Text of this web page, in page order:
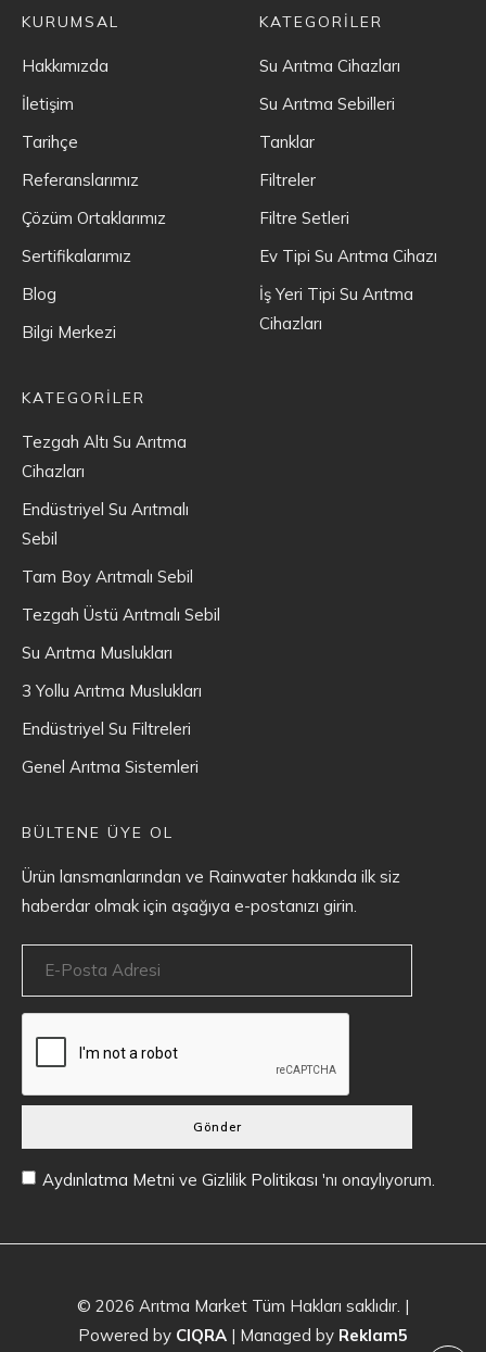
KURUMSAL
Hakkımızda
İletişim
Tarihçe
Referanslarımız
Çözüm Ortaklarımız
Sertifikalarımız
Blog
Bilgi Merkezi
KATEGORİLER
Su Arıtma Cihazları
Su Arıtma Sebilleri
Tanklar
Filtreler
Filtre Setleri
Ev Tipi Su Arıtma Cihazı
İş Yeri Tipi Su Arıtma
Cihazları
KATEGORİLER
Tezgah Altı Su Arıtma
Cihazları
Endüstriyel Su Arıtmalı
Sebil
Tam Boy Arıtmalı Sebil
Tezgah Üstü Arıtmalı Sebil
Su Arıtma Muslukları
3 Yollu Arıtma Muslukları
Endüstriyel Su Filtreleri
Genel Arıtma Sistemleri
BÜLTENE ÜYE OL
Ürün lansmanlarından ve Rainwater hakkında ilk siz
haberdar olmak için aşağıya e-postanızı girin.
Gönder
Aydınlatma Metni ve Gizlilik Politikası 'nı onaylıyorum.
© 2026 Arıtma Market Tüm Hakları saklıdır. |
Powered by CIQRA | Managed by Reklam5